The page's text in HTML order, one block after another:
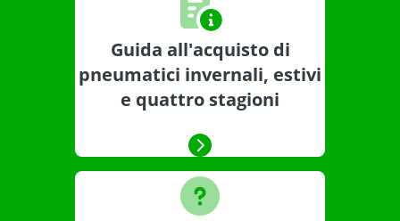
Guida all'acquisto di
pneumatici invernali, estivi
e quattro stagioni